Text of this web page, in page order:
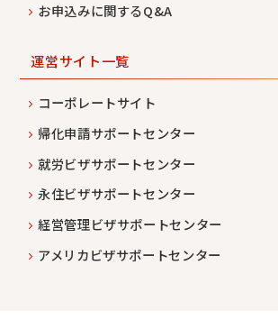
お申込みに関するQ&A
運営サイト一覧
コーポレートサイト
帰化申請サポートセンター
就労ビザサポートセンター
永住ビザサポートセンター
経営管理ビザサポートセンター
アメリカビザサポートセンター